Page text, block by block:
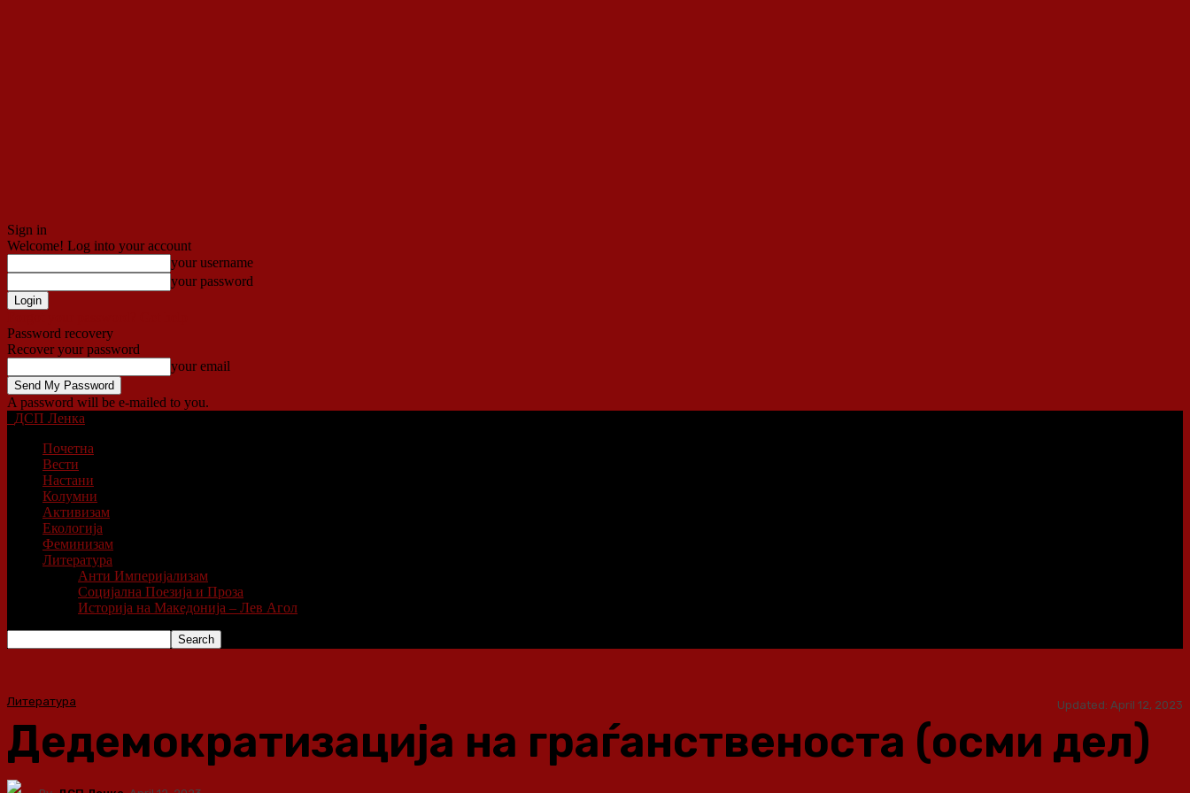
Sign in
Welcome! Log into your account
your username
your password
Password recovery
Recover your password
your email
A password will be e-mailed to you.
ДСП Ленка
Почетна
Вести
Настани
Колумни
Активизам
Екологија
Феминизам
Литература
Анти Империјализам
Социјална Поезија и Проза
Историја на Македонија – Лев Агол
Литература Updated: April 12, 2023
Дедемократизација на граѓанственоста (осми дел)